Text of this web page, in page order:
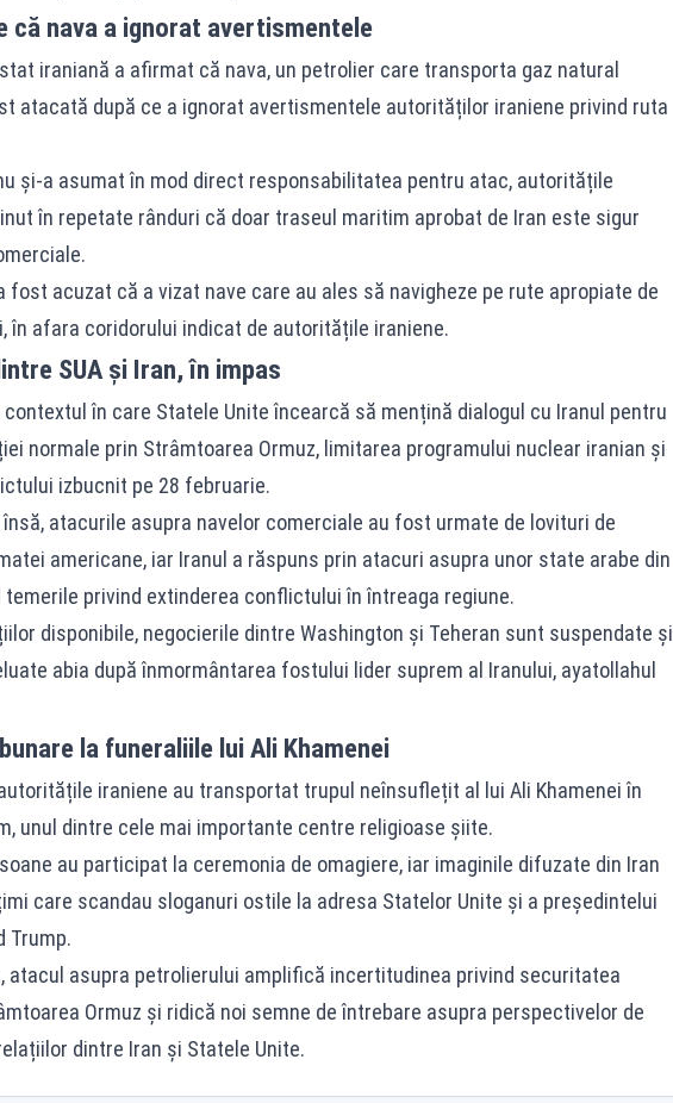
că nava a ignorat avertismentele
iraniană a afirmat că nava, un petrolier care transporta gaz natural
atacată după ce a ignorat avertismentele autorităților iraniene privind ruta
și-a asumat în mod direct responsabilitatea pentru atac, autoritățile
în repetate rânduri că doar traseul maritim aprobat de Iran este sigur
fost acuzat că a vizat nave care au ales să navigheze pe rute apropiate de
în afara coridorului indicat de autoritățile iraniene.
SUA și Iran, în impas
în care Statele Unite încearcă să mențină dialogul cu Iranul pentru
normale prin Strâmtoarea Ormuz, limitarea programului nuclear iranian și
izbucnit pe 28 februarie.
însă, atacurile asupra navelor comerciale au fost urmate de lovituri de
americane, iar Iranul a răspuns prin atacuri asupra unor state arabe din
temerile privind extinderea conflictului în întreaga regiune.
disponibile, negocierile dintre Washington și Teheran sunt suspendate și
abia după înmormântarea fostului lider suprem al Iranului, ayatollahul
la funeraliile lui Ali Khamenei
iraniene au transportat trupul neînsuflețit al lui Ali Khamenei în
unul dintre cele mai importante centre religioase șiite.
au participat la ceremonia de omagiere, iar imaginile difuzate din Iran
care scandau sloganuri ostile la adresa Statelor Unite și a președintelui
Trump.
atacul asupra petrolierului amplifică incertitudinea privind securitatea
Ormuz și ridică noi semne de întrebare asupra perspectivelor de
dintre Iran și Statele Unite.